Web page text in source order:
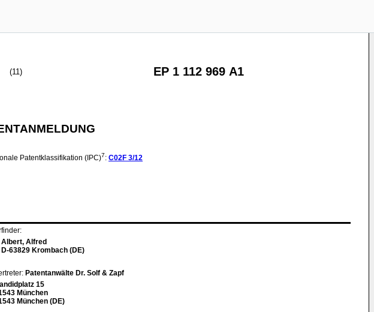
(11) EP 1 112 969 A1
Patentklassifikation (IPC)7: C02F 3/12
Albert, Alfred
D-63829 Krombach (DE)
Patentanwälte Dr. Solf & Zapf
15
München
München (DE)